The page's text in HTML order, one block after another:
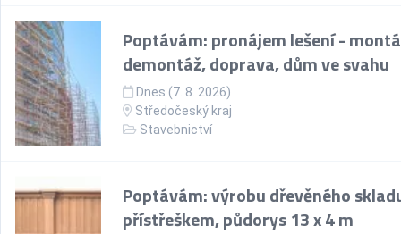
Poptávám: pronájem lešení -
demontáž, doprava, dům ve svahu
Dnes (7. 8. 2026)
Středočeský kraj
Stavebnictví
Poptávám: výrobu dřevěného
přístřeškem, půdorys 13 x 4 m